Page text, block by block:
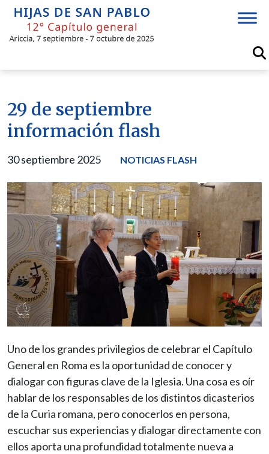
Skip
content
29 de septiembre
información flash
30 septiembre 2025 NOTICIAS FLASH
Uno de los grandes privilegios de celebrar el Capítulo
General en Roma es la oportunidad de conocer y
dialogar con figuras clave de la Iglesia. Una cosa es oír
hablar de los responsables de los distintos dicasterios
de la Curia romana, pero conocerlos en persona,
escuchar sus experiencias y dialogar directamente con
ellos aporta una profundidad totalmente nueva a